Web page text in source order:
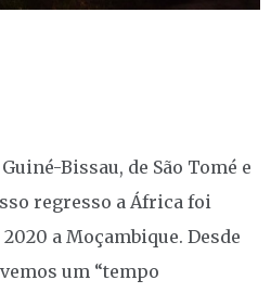
Bissau, de São Tomé e
regresso a África foi
a Moçambique. Desde
um “tempo